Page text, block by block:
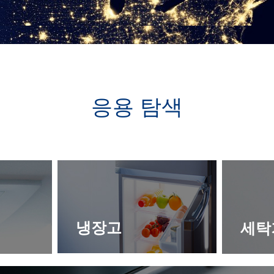
응용 탐색
냉장고 세